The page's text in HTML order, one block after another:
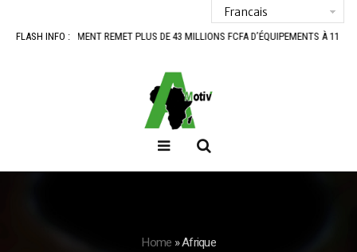
FLASH INFO :REMET PLUS DE 43 MILLIONS FCFA D’ÉQUIPEMENTS À 11 COOPÉRATIVES
Home »Afrique